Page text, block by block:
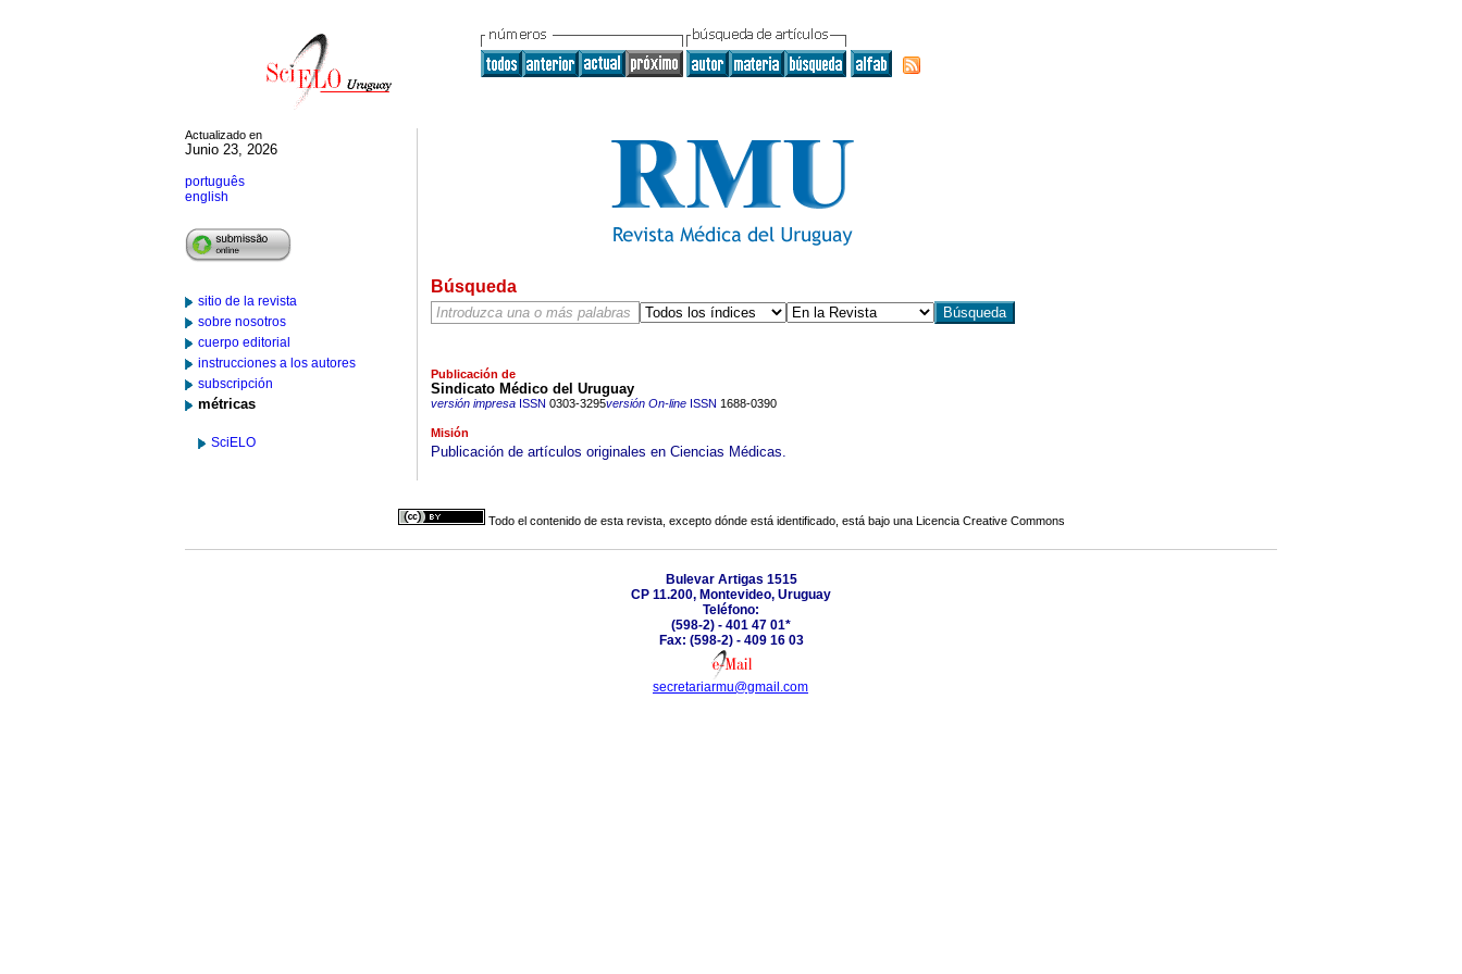
Actualizado en
Junio 23, 2026
português
english
sitio de la revista
sobre nosotros
cuerpo editorial
instrucciones a los autores
subscripción
métricas
SciELO
Búsqueda
Publicación de
Sindicato Médico del Uruguay
versión impresaISSN 0303-3295versión On-lineISSN 1688-0390
Misión
Publicación de artículos originales en Ciencias Médicas.
Todo el contenido de esta revista, excepto dónde está identificado, está bajo una Licencia Creative Commons
Bulevar Artigas 1515
CP 11.200, Montevideo, Uruguay
Teléfono:
(598-2) - 401 47 01*
Fax: (598-2) - 409 16 03
secretariarmu@gmail.com